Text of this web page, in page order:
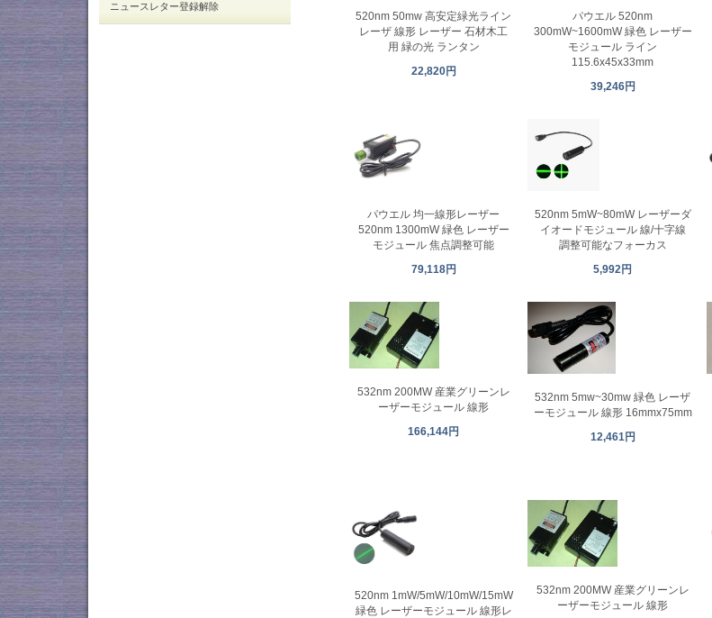
ニュースレター登録解除
520nm 50mw 高安定緑光ライン
レーザ 線形 レーザー 石材木工
用 緑の光 ランタン
22,820円
パウエル 520nm
300mW~1600mW 緑色 レーザー
モジュール ライン
115.6x45x33mm
39,246円
パウエル 均一線形レーザー
520nm 1300mW 緑色 レーザー
モジュール 焦点調整可能
79,118円
520nm 5mW~80mW レーザーダ
イオードモジュール 線/十字線
調整可能なフォーカス
5,992円
532nm 200MW 産業グリーンレ
ーザーモジュール 線形
166,144円
532nm 5mw~30mw 緑色 レーザ
ーモジュール 線形 16mmx75mm
12,461円
520nm 1mW/5mW/10mW/15mW
緑色 レーザーモジュール 線形レ
532nm 200MW 産業グリーンレ
ーザーモジュール 線形